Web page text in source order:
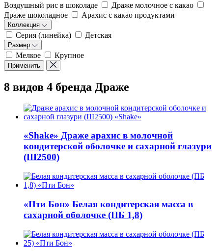
Воздушный рис в шоколаде
Драже молочное с какао
Драже шоколадное
Арахис с какао продуктами
Коллекция
Серия (линейка) Детская
Размер
Мелкое Крупное
Применить
8 видов 4 бренда Драже
«Shake» Драже арахис в молочной
кондитерской оболочке и сахарной глазури
(Ш2500)
«Пти Бон» Белая кондитерская масса в
сахарной оболочке (ПБ 1,8)